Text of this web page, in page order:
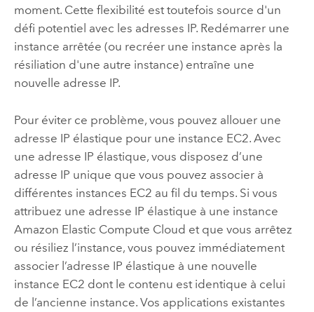
moment. Cette flexibilité est toutefois source d'un
défi potentiel avec les adresses IP. Redémarrer une
instance arrêtée (ou recréer une instance après la
résiliation d'une autre instance) entraîne une
nouvelle adresse IP.
Pour éviter ce problème, vous pouvez allouer une
adresse IP élastique pour une instance EC2. Avec
une adresse IP élastique, vous disposez d’une
adresse IP unique que vous pouvez associer à
différentes instances EC2 au fil du temps. Si vous
attribuez une adresse IP élastique à une instance
Amazon Elastic Compute Cloud et que vous arrêtez
ou résiliez l’instance, vous pouvez immédiatement
associer l’adresse IP élastique à une nouvelle
instance EC2 dont le contenu est identique à celui
de l’ancienne instance. Vos applications existantes